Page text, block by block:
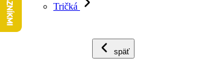
Tričká
späť